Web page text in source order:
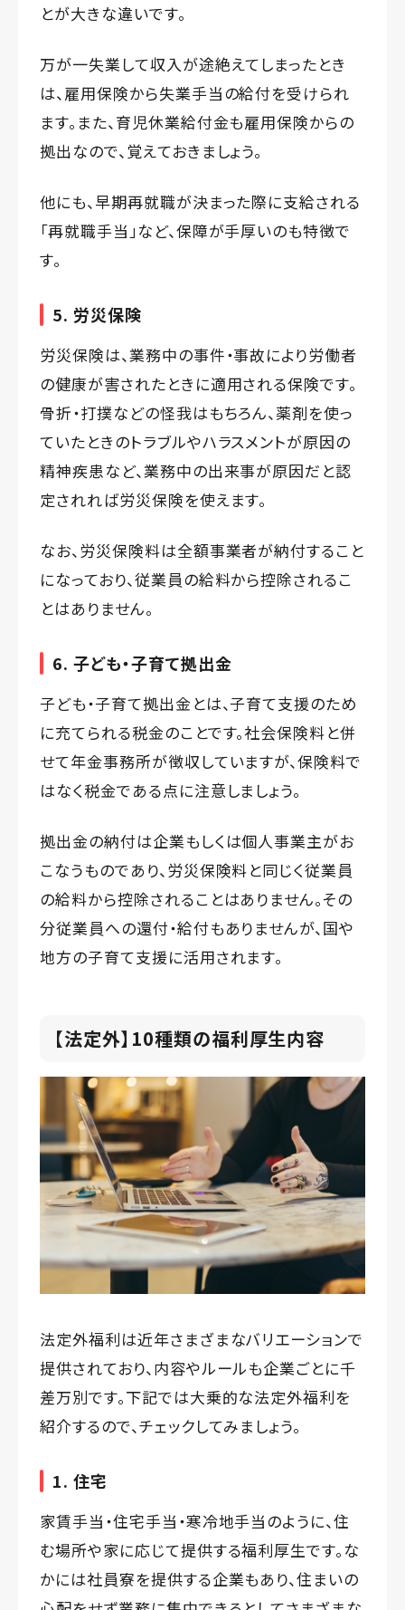
とが大きな違いです。
万が一失業して収入が途絶えてしまったとき
は、雇用保険から失業手当の給付を受けられ
ます。また、育児休業給付金も雇用保険からの
拠出なので、覚えておきましょう。
他にも、早期再就職が決まった際に支給される
「再就職手当」など、保障が手厚いのも特徴で
す。
5. 労災保険
労災保険は、業務中の事件・事故により労働者
の健康が害されたときに適用される保険です。
骨折・打撲などの怪我はもちろん、薬剤を使っ
ていたときのトラブルやハラスメントが原因の
精神疾患など、業務中の出来事が原因だと認
定されれば労災保険を使えます。
なお、労災保険料は全額事業者が納付すること
になっており、従業員の給料から控除されるこ
とはありません。
6. 子ども・子育て拠出金
子ども・子育て拠出金とは、子育て支援のため
に充てられる税金のことです。社会保険料と併
せて年金事務所が徴収していますが、保険料で
はなく税金である点に注意しましょう。
拠出金の納付は企業もしくは個人事業主がお
こなうものであり、労災保険料と同じく従業員
の給料から控除されることはありません。その
分従業員への還付・給付もありませんが、国や
地方の子育て支援に活用されます。
【法定外】10種類の福利厚生内容
法定外福利は近年さまざまなバリエーションで
提供されており、内容やルールも企業ごとに千
差万別です。下記では大乗的な法定外福利を
紹介するので、チェックしてみましょう。
1. 住宅
家賃手当・住宅手当・寒冷地手当のように、住
む場所や家に応じて提供する福利厚生です。な
かには社員寮を提供する企業もあり、住まいの